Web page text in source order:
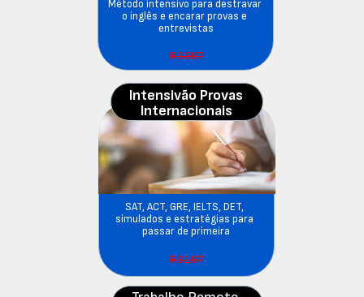
Método intensivo para destravar
o inglês e encarar provas e
entrevistas
R$397
Intensivão Provas
Internacionais
SAT, ACT, GRE, IELTS, DET,
simulados e estratégias para
passar de primeira
R$197